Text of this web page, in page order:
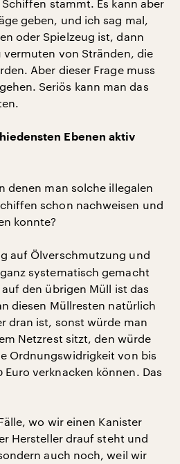
stammt. Es kann aber
geben, und ich sag mal,
oder Spielzeug ist, dann
vermuten von Stränden, die
Aber dieser Frage muss
Seriös kann man das
Ebenen aktiv
denen man solche illegalen
schon nachweisen und
konnte?
auf Ölverschmutzung und
systematisch gemacht
den übrigen Müll ist das
diesen Müllresten natürlich
dran ist, sonst würde man
Netzrest sitzt, den würde
Ordnungswidrigkeit von bis
verknacken können. Das
wo wir einen Kanister
Hersteller drauf steht und
auch noch, weil wir